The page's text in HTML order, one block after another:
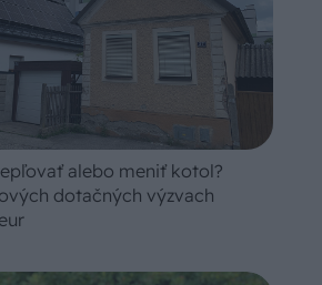
alebo meniť kotol?
dotačných výzvach